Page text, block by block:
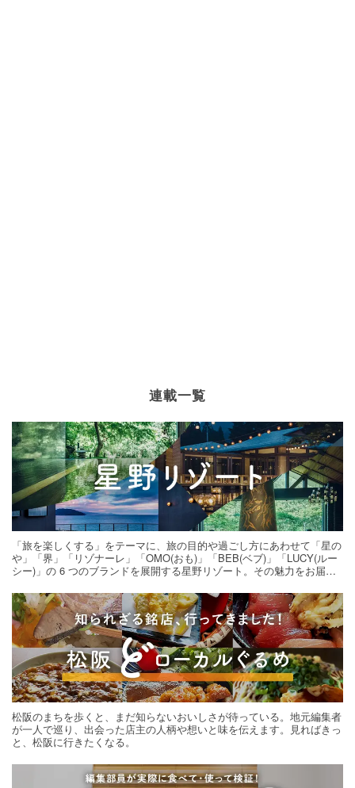
連載一覧
「旅を楽しくする」をテーマに、旅の目的や過ごし方にあわせて「星の
や」「界」「リゾナーレ」「OMO(おも)」「BEB(ベブ)」「LUCY(ルー
シー)」の 6 つのブランドを展開する星野リゾート。その魅力をお届け
松阪のまちを歩くと、まだ知らないおいしさが待っている。地元編集者
が一人で巡り、出会った店主の人柄や想いと味を伝えます。見ればきっ
と、松阪に行きたくなる。